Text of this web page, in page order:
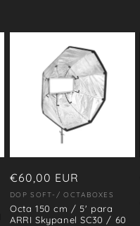
Precio
habitual
€60,00 EUR
Proveedor:
DOP SOFT-/ OCTABOXES
Octa 150 cm / 5' para
ARRI Skypanel SC30 / 60